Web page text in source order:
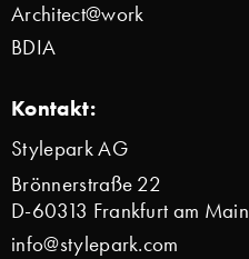
Architect@work
BDIA
Kontakt:
Stylepark AG
Brönnerstraße 22
D-60313 Frankfurt am Main
info@stylepark.com